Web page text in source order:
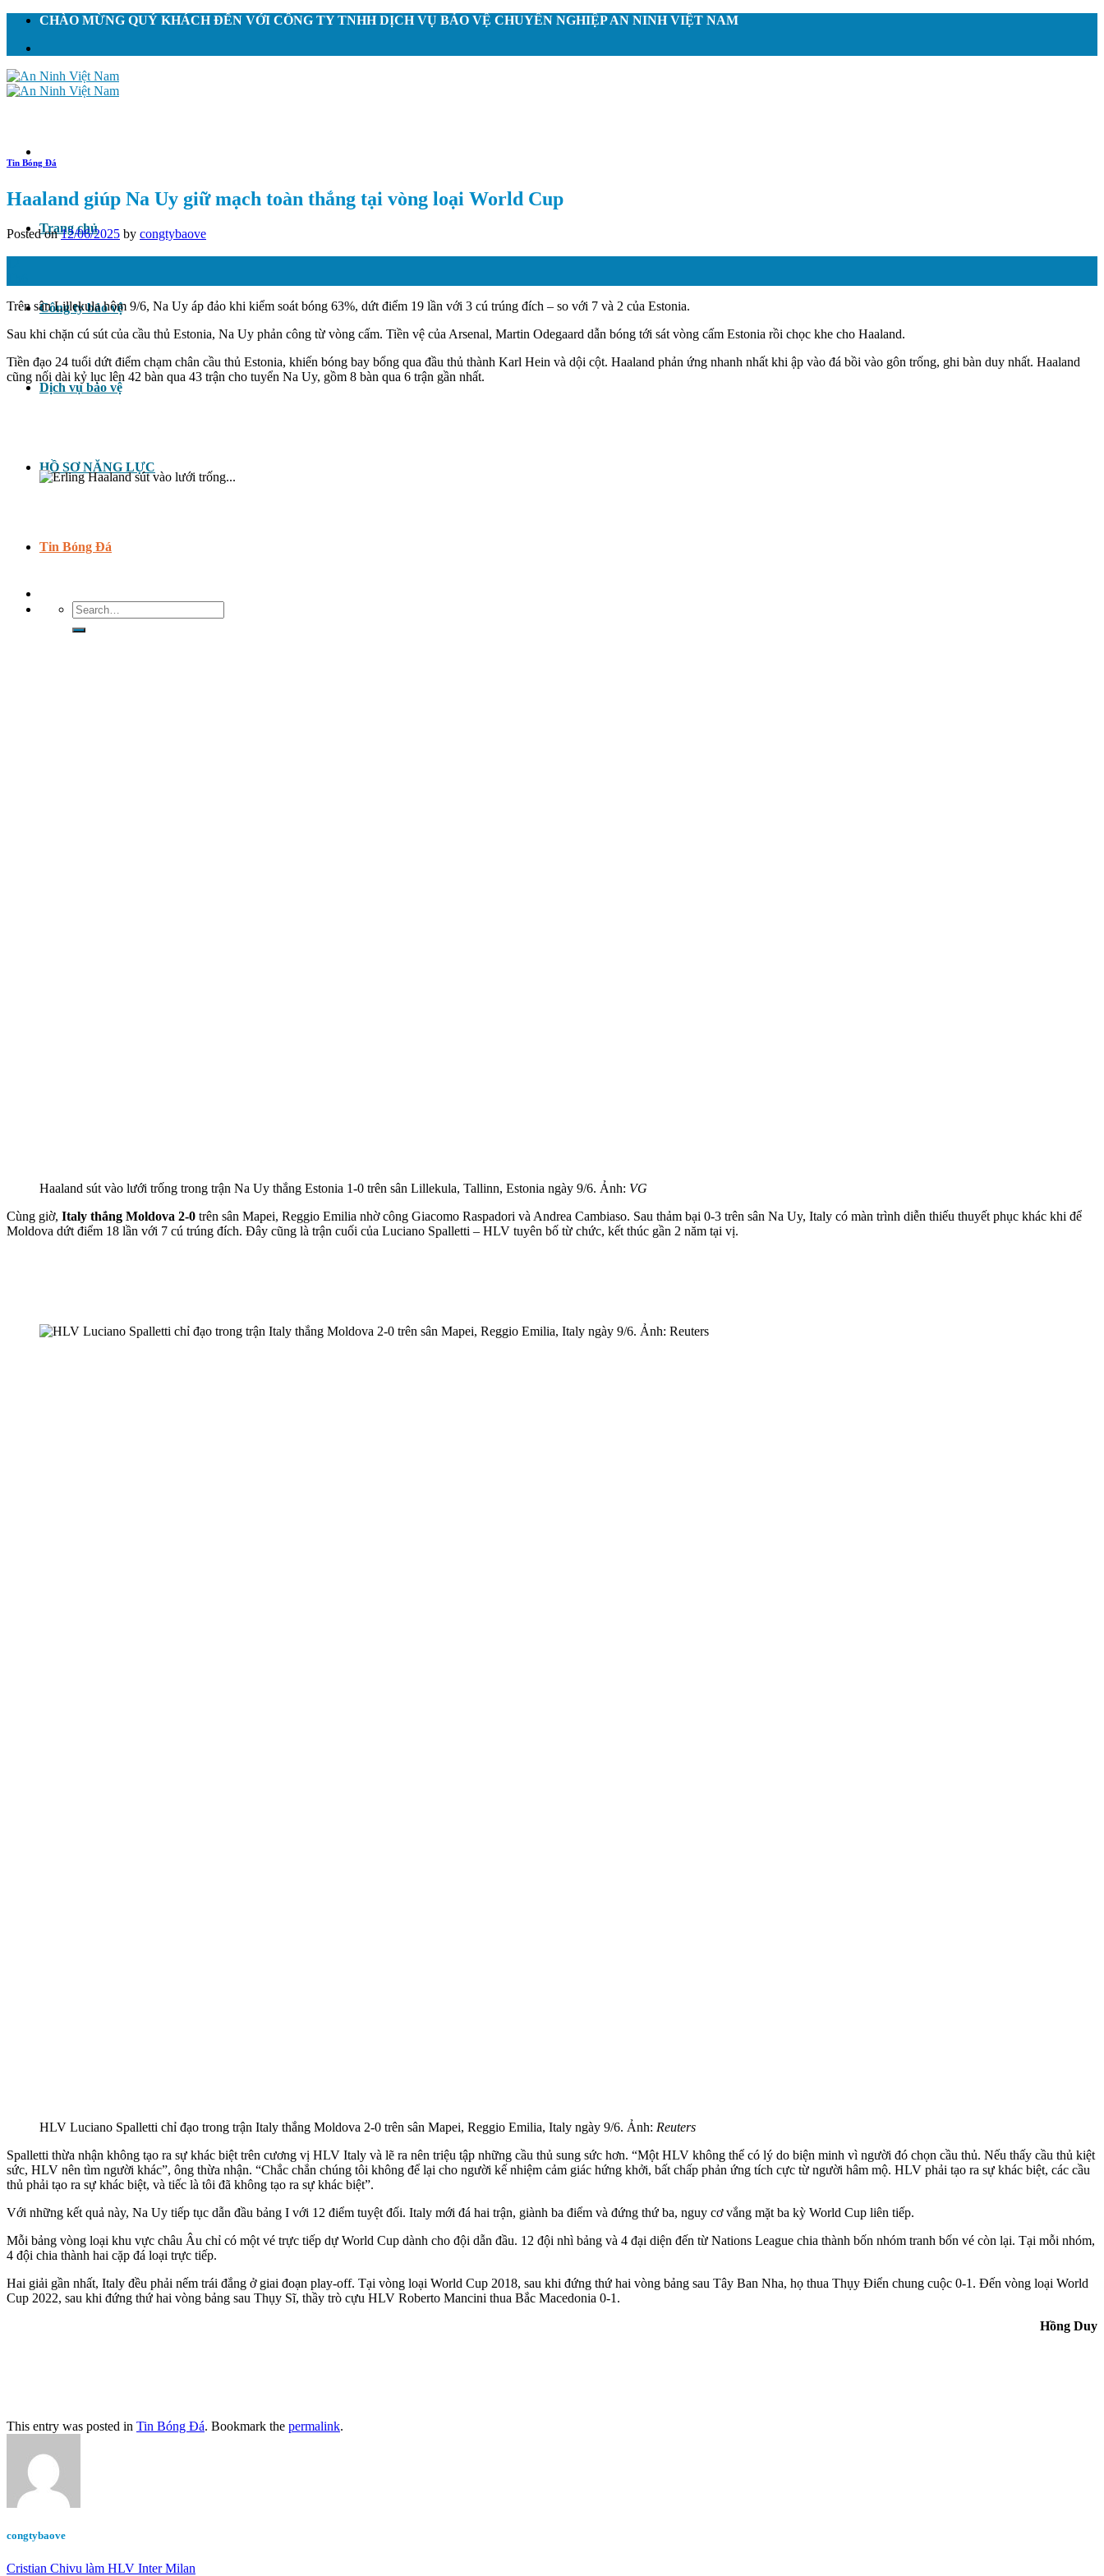
Skip
content
CHÀO MỪNG QUÝ KHÁCH ĐẾN VỚI CÔNG TY TNHH DỊCH VỤ BẢO VỆ CHUYÊN NGHIỆP AN NINH VIỆT NAM
Trang chủ
Công ty bảo vệ
Dịch vụ bảo vệ
HỒ SƠ NĂNG LỰC
Tin Bóng Đá
Search
for:
Tin Bóng Đá
Haaland giúp Na Uy giữ mạch toàn thắng tại vòng loại World Cup
Posted on12/06/2025 by congtybaove
Trên sân Lillekula hôm 9/6, Na Uy áp đảo khi kiểm soát bóng 63%, dứt điểm 19 lần với 3 cú trúng đích – so với 7 và 2 của Estonia.
Sau khi chặn cú sút của cầu thủ Estonia, Na Uy phản công từ vòng cấm. Tiền vệ của Arsenal, Martin Odegaard dẫn bóng tới sát vòng cấm Estonia rồi chọc khe cho Haaland.
Tiền đạo 24 tuổi dứt điểm chạm chân cầu thủ Estonia, khiến bóng bay bổng qua đầu thủ thành Karl Hein và dội cột. Haaland phản ứng nhanh nhất khi ập vào đá bồi vào gôn trống, ghi bàn duy nhất. Haaland
cũng nối dài kỷ lục lên 42 bàn qua 43 trận cho tuyển Na Uy, gồm 8 bàn qua 6 trận gần nhất.
Haaland sút vào lưới trống trong trận Na Uy thắng Estonia 1-0 trên sân Lillekula, Tallinn, Estonia ngày 9/6. Ảnh: VG
Cùng giờ, Italy thắng Moldova 2-0 trên sân Mapei, Reggio Emilia nhờ công Giacomo Raspadori và Andrea Cambiaso. Sau thảm bại 0-3 trên sân Na Uy, Italy có màn trình diễn thiếu thuyết phục khác khi để
Moldova dứt điểm 18 lần với 7 cú trúng đích. Đây cũng là trận cuối của Luciano Spalletti – HLV tuyên bố từ chức, kết thúc gần 2 năm tại vị.
HLV Luciano Spalletti chỉ đạo trong trận Italy thắng Moldova 2-0 trên sân Mapei, Reggio Emilia, Italy ngày 9/6. Ảnh: Reuters
Spalletti thừa nhận không tạo ra sự khác biệt trên cương vị HLV Italy và lẽ ra nên triệu tập những cầu thủ sung sức hơn. “Một HLV không thể có lý do biện minh vì người đó chọn cầu thủ. Nếu thấy cầu thủ kiệt
sức, HLV nên tìm người khác”, ông thừa nhận. “Chắc chắn chúng tôi không để lại cho người kế nhiệm cảm giác hứng khởi, bất chấp phản ứng tích cực từ người hâm mộ. HLV phải tạo ra sự khác biệt, các cầu
thủ phải tạo ra sự khác biệt, và tiếc là tôi đã không tạo ra sự khác biệt”.
Với những kết quả này, Na Uy tiếp tục dẫn đầu bảng I với 12 điểm tuyệt đối. Italy mới đá hai trận, giành ba điểm và đứng thứ ba, nguy cơ vắng mặt ba kỳ World Cup liên tiếp.
Mỗi bảng vòng loại khu vực châu Âu chỉ có một vé trực tiếp dự World Cup dành cho đội dẫn đầu. 12 đội nhì bảng và 4 đại diện đến từ Nations League chia thành bốn nhóm tranh bốn vé còn lại. Tại mỗi nhóm,
4 đội chia thành hai cặp đá loại trực tiếp.
Hai giải gần nhất, Italy đều phải nếm trái đắng ở giai đoạn play-off. Tại vòng loại World Cup 2018, sau khi đứng thứ hai vòng bảng sau Tây Ban Nha, họ thua Thụy Điển chung cuộc 0-1. Đến vòng loại World
Cup 2022, sau khi đứng thứ hai vòng bảng sau Thụy Sĩ, thầy trò cựu HLV Roberto Mancini thua Bắc Macedonia 0-1.
Hồng Duy
This entry was posted in Tin Bóng Đá. Bookmark the permalink.
congtybaove
Cristian Chivu làm HLV Inter Milan